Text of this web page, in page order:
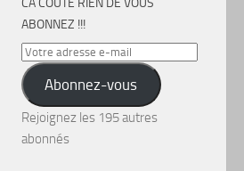
CA COÛTE RIEN DE VOUS
ABONNEZ !!!
Votre
adresse
e-
mail
Abonnez-vous
Rejoignez les 195 autres
abonnés